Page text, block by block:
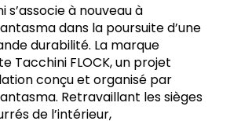
s’associe à nouveau à
dans la poursuite d’une
durabilité. La marque
Tacchini FLOCK, un projet
conçu et organisé par
Retravaillant les sièges
de l’intérieur,